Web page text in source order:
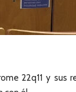
22q11 y sus